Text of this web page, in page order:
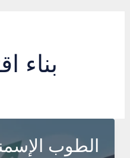
بناء
الطوب